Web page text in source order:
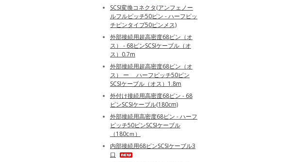
SCSI変換コネクタ(アンフェノー
ルフルピッチ50ピン - ハーフピッ
チピンタイプ50ピンメス)
外部接続用超高密度68ピン（オ
ス） - 68ピンSCSIケーブル（オ
ス）0.7m
外部接続用超高密度68ピン（オ
ス） ー ハーフピッチ50ピン
SCSIケーブル（オス）1.8m
外付け接続用高密度68ピン - 68
ピンSCSIケーブル(180cm)
外部接続用高密度68ピン - ハーフ
ピッチ50ピンSCSIケーブル
（180cｍ）
内部接続用68ピンSCSIケーブル3
口